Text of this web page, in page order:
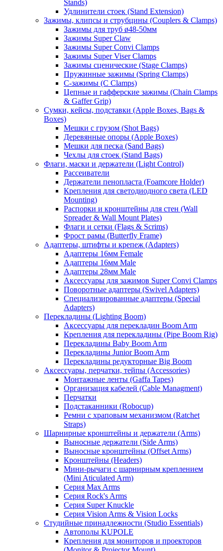
Stands)
Удлинители стоек (Stand Extension)
Зажимы, клипсы и струбцины (Couplers & Clamps)
Зажимы для труб ø48-50мм
Зажимы Super Claw
Зажимы Super Convi Clamps
Зажимы Super Viser Clamps
Зажимы сценические (Stage Clamps)
Пружинные зажимы (Spring Clamps)
С-зажимы (C Clamps)
Цепные и гафферские зажимы (Chain Clamps
& Gaffer Grip)
Сумки, кейсы, подставки (Apple Boxes, Bags &
Boxes)
Мешки с грузом (Shot Bags)
Деревянные опоры (Apple Boxes)
Мешки для песка (Sand Bags)
Чехлы для стоек (Stand Bags)
Флаги, маски и держатели (Light Control)
Рассеиватели
Держатели пенопласта (Foamcore Holder)
Крепления для светодиодного света (LED
Mounting)
Распорки и кронштейны для стен (Wall
Spreader & Wall Mount Plates)
Флаги и сетки (Flags & Scrims)
Фрост рамы (Butterfly Frame)
Адаптеры, штифты и крепеж (Adapters)
Адаптеры 16мм Female
Адаптеры 16мм Male
Адаптеры 28мм Male
Аксессуары для зажимов Super Convi Clamps
Поворотные адаптеры (Swivel Adapters)
Специализированные адаптеры (Special
Adapters)
Перекладины (Lighting Boom)
Аксессуары для перекладин Boom Arm
Крепления для перекладины (Pipe Boom Rig)
Перекладины Baby Boom Arm
Перекладины Junior Boom Arm
Перекладины редукторные Big Boom
Аксессуары, перчатки, тейпы (Accessories)
Монтажные ленты (Gaffa Tapes)
Организация кабелей (Cable Managment)
Перчатки
Подстаканники (Robocup)
Ремни с храповым механизмом (Ratchet
Straps)
Шарнирные кронштейны и держатели (Arms)
Выносные держатели (Side Arms)
Выносные кронштейны (Offset Arms)
Кронштейны (Headers)
Мини-рычаги с шарнирным креплением
(Mini Aticulated Arm)
Серия Max Arms
Серия Rock's Arms
Серия Super Knuckle
Серия Vision Arms & Vision Locks
Студийные принадлежности (Studio Essentials)
Автополы KUPOLE
Крепления для мониторов и проекторов